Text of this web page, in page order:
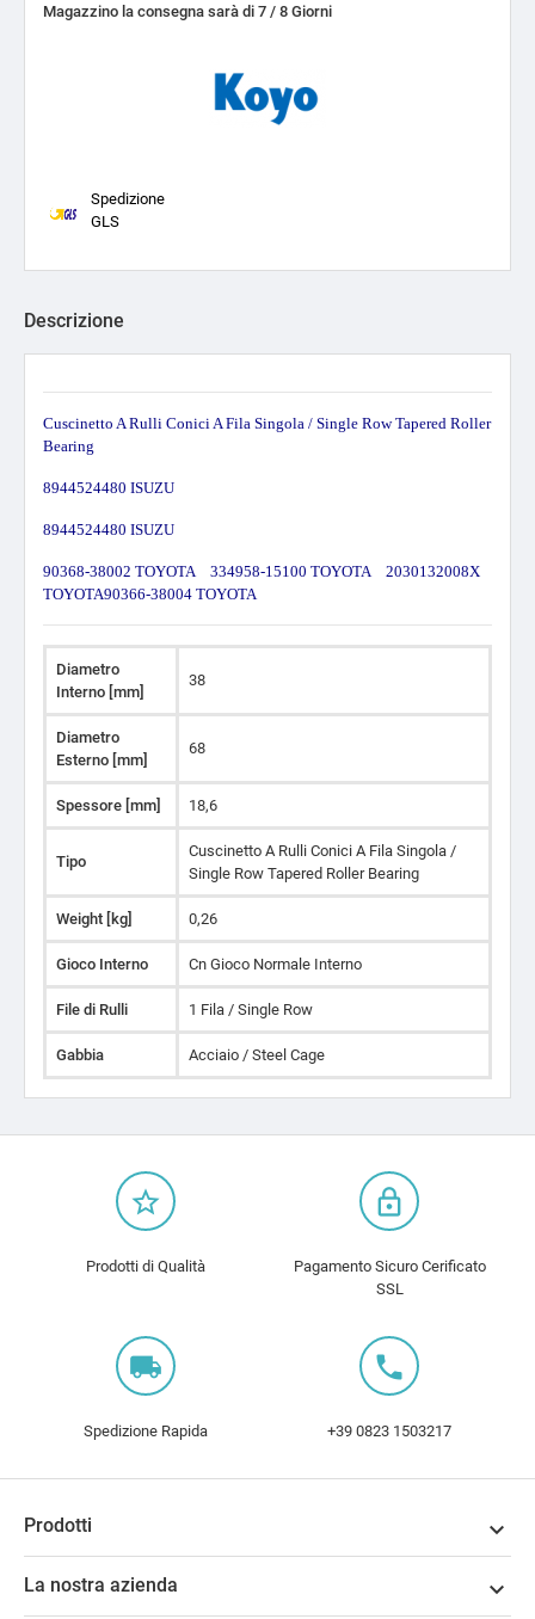
Magazzino la consegna sarà di 7 / 8 Giorni
Spedizione
GLS
Descrizione
Cuscinetto A Rulli Conici A Fila Singola / Single Row Tapered Roller
Bearing
8944524480 ISUZU
8944524480 ISUZU
90368-38002 TOYOTA 334958-15100 TOYOTA 2030132008X
TOYOTA90366-38004 TOYOTA
Diametro
Interno [mm]
38
Diametro
Esterno [mm]
68
Spessore [mm] 18,6
Tipo
Cuscinetto A Rulli Conici A Fila Singola /
Single Row Tapered Roller Bearing
Weight [kg] 0,26
Gioco Interno Cn Gioco Normale Interno
File di Rulli 1 Fila / Single Row
Gabbia Acciaio / Steel Cage
star_border
Prodotti di Qualità
lock_outline
Pagamento Sicuro Cerificato
SSL
local_shipping
Spedizione Rapida
local_phone
+39 0823 1503217
Prodotti 
La nostra azienda 